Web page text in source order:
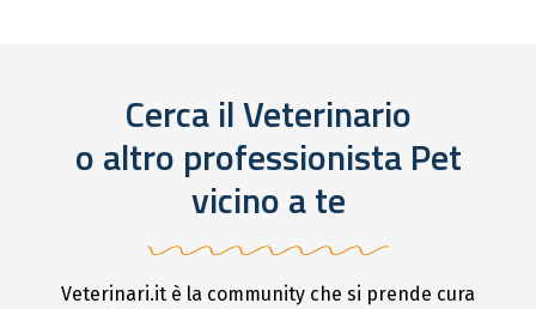
Cerca il Veterinario
o altro professionista Pet
vicino a te
Veterinari.it è la community che si prende cura